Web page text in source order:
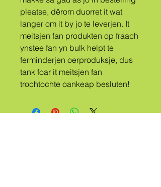
pleatse, dêrom duorret it wat
langer om it by jo te leverjen. It
meitsjen fan produkten op fraach
ynstee fan yn bulk helpt te
ferminderjen oerproduksje, dus
tank foar it meitsjen fan
trochtochte oankeap besluten!